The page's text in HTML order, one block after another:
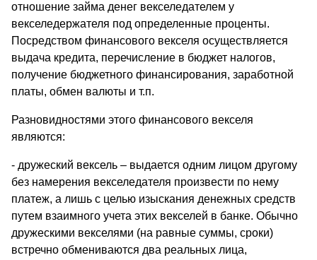
отношение займа денег векселедателем у
векселедержателя под определенные проценты.
Посредством финансового векселя осуществляется
выдача кредита, перечисление в бюджет налогов,
получение бюджетного финансирования, заработной
платы, обмен валюты и т.п.
Разновидностями этого финансового векселя
являются:
- дружеский вексель – выдается одним лицом другому
без намерения векселедателя произвести по нему
платеж, а лишь с целью изыскания денежных средств
путем взаимного учета этих векселей в банке. Обычно
дружескими векселями (на равные суммы, сроки)
встречно обмениваются два реальных лица,